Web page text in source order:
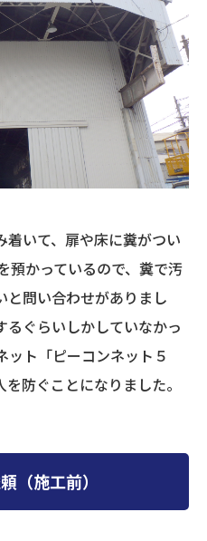
いて、扉や床に糞がつい
預かっているので、糞で汚
と問い合わせがありまし
ぐらいしかしていなかっ
ット「ピーコンネット５
防ぐことになりました。
（施工前）